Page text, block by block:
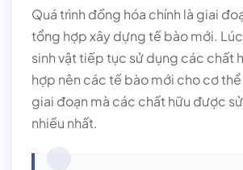
Quá trình đồng hóa chính là giai
tổng hợp xây dựng tế bào mới.
sinh vật tiếp tục sử dụng các chất
hợp nên các tế bào mới cho cơ
giai đoạn mà các chất hữu được
nhiều nhất.